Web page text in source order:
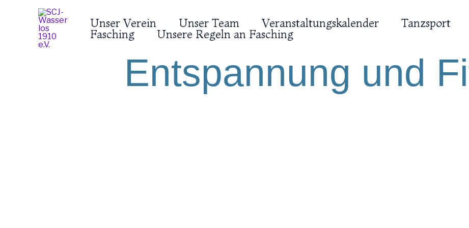
Unser Verein Unser Team Veranstaltungskalender Tanzsport
Fasching Unsere Regeln an Fasching
Entspannung und